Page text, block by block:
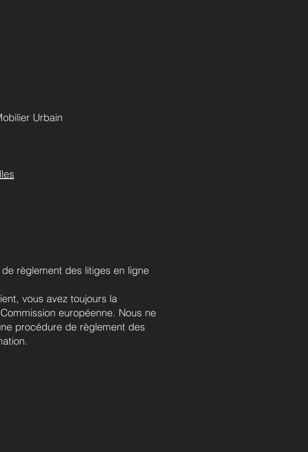
Urbain
règlement des litiges en ligne
vous avez toujours la
européenne. Nous ne
procédure de règlement des